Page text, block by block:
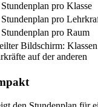
pro Klasse
pro
pro Raum
Bildschirm:
auf der anderen